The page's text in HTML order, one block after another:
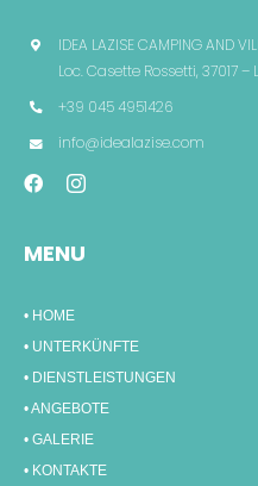
IDEA LAZISE CAMPING AND
Loc. Casette Rossetti, 37017 –
+39 045 4951426
info@idealazise.com
MENU
• HOME
• UNTERKÜNFTE
• DIENSTLEISTUNGEN
• ANGEBOTE
• GALERIE
• KONTAKTE